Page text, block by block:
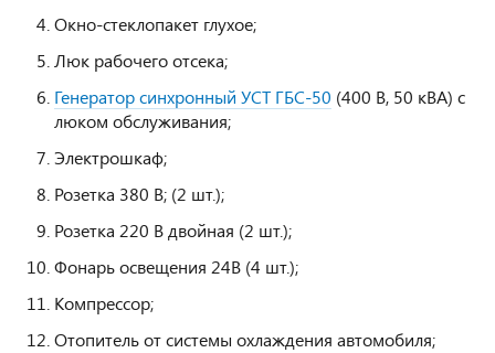
Окно-стеклопакет глухое;
Люк рабочего отсека;
Генератор синхронный УСТ ГБС-50 (400 В, 50 кВА) с
люком обслуживания;
Электрошкаф;
Розетка 380 В; (2 шт.);
Розетка 220 В двойная (2 шт.);
Фонарь освещения 24В (4 шт.);
Компрессор;
Отопитель от системы охлаждения автомобиля;